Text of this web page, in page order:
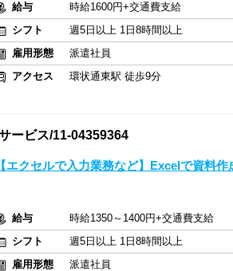
給与
時給1600円+交通費支給
シフト
週5日以上 1日8時間以上
雇用形態
派遣社員
アクセス
環状通東駅 徒歩9分
ービス/11-04359364
【エクセルで入力業務など】Excelで資料
給与
時給1350～1400円+交通費支給
シフト
週5日以上 1日8時間以上
雇用形態
派遣社員